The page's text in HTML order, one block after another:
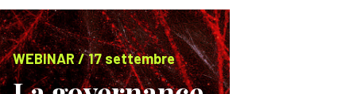
WEBINAR / 17 settembre